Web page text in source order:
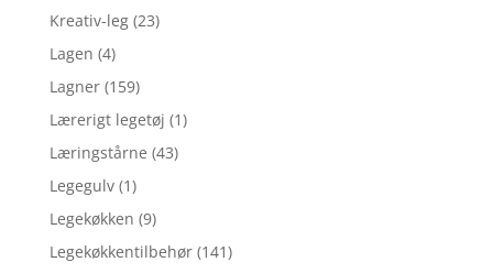
Kreativ-leg (23)
Lagen (4)
Lagner (159)
Lærerigt legetøj (1)
Læringstårne (43)
Legegulv (1)
Legekøkken (9)
Legekøkkentilbehør (141)